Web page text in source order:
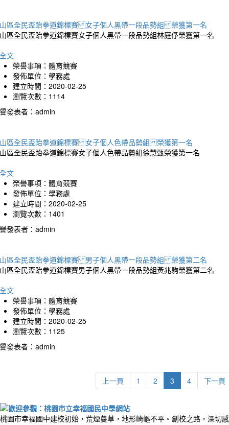
區全民盃跆拳道錦標賽 女子個人黑帶一段品勢組 榮獲第一名
區全民盃跆拳道錦標賽女子個人黑帶一段品勢組林庭伃榮獲第一名
文
榮譽事項：體育競賽
發佈單位：學務處
建立時間：2020-02-25
瀏覽次數：1114
發表者：admin
區全民盃跆拳道錦標賽 女子個人色帶品勢組 榮獲第一名
區全民盃跆拳道錦標賽女子個人色帶品勢組徐慧甄榮獲第一名
文
榮譽事項：體育競賽
發佈單位：學務處
建立時間：2020-02-25
瀏覽次數：1401
發表者：admin
區全民盃跆拳道錦標賽 男子個人黑帶一段品勢組 榮獲第二名
區全民盃跆拳道錦標賽男子個人黑帶一段品勢組黃兆駒榮獲第二名
文
榮譽事項：體育競賽
發佈單位：學務處
建立時間：2020-02-25
瀏覽次數：1125
發表者：admin
上一頁 1 2 3 4 下一頁
桃園市幸福國中建校初始，荒煙蔓草，地形崎嶇不平。創校之路，深切